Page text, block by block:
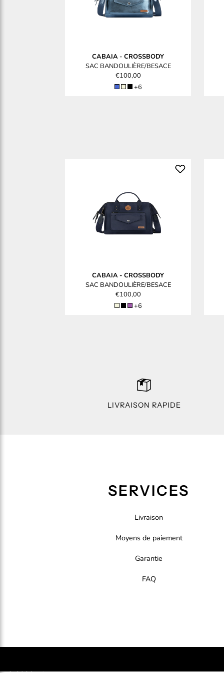
CABAIA- CROSSBODY
SAC BANDOULIÈRE/BESACE
€100,00
+6
CABAIA- CROSSBODY
SAC BANDOULIÈRE/BESACE
€100,00
+6
LIVRAISON RAPIDE
SERVICES
Livraison
Moyens de paiement
Garantie
FAQ